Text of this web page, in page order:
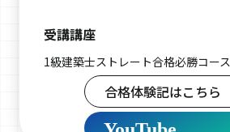
受講講座
1級建築士ストレート合格必勝コース
合格体験記はこちら